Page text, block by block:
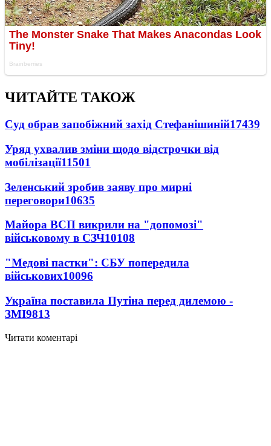
ЧИТАЙТЕ ТАКОЖ
Суд обрав запобіжний захід Стефанішиній17439
Уряд ухвалив зміни щодо відстрочки від
мобілізації11501
Зеленський зробив заяву про мирні
переговори10635
Майора ВСП викрили на "допомозі"
військовому в СЗЧ10108
"Медові пастки": СБУ попередила
військових10096
Україна поставила Путіна перед дилемою -
ЗМІ9813
Читати коментарі